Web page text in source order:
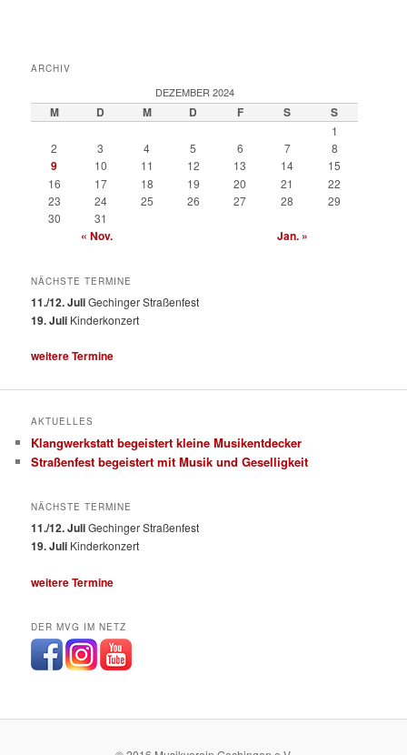
ARCHIV
DEZEMBER 2024
M D M D F S S
1
2
3 4 5 6 7 8
9 10 11 12 13 14
15
16
17 18 19 20 21
22
23
24 25 26 27 28
29
30
31
« Nov. Jan. »
NÄCHSTE TERMINE
11./12. JuliGechinger Straßenfest
19. Juli Kinderkonzert
weitere Termine
AKTUELLES
Klangwerkstatt begeistert kleine Musikentdecker
Straßenfest begeistert mit Musik und Geselligkeit
NÄCHSTE TERMINE
11./12. JuliGechinger Straßenfest
19. Juli Kinderkonzert
weitere Termine
DER MVG IM NETZ